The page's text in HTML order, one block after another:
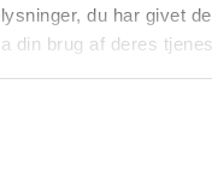
du har givet
din brug af deres
19 cm. 1970s.
of age and wear. Engraved